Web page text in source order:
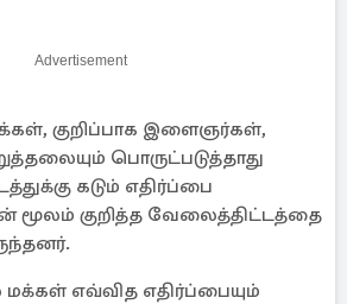
Advertisement
குறிப்பாக இளைஞர்கள்,
பொருட்படுத்தாது
கடும் எதிர்ப்பை
மூலம் குறித்த வேலைத்திட்டத்தை
எவ்வித எதிர்ப்பையும்